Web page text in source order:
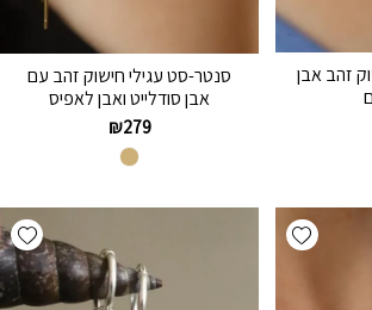
זהב אבן
סנטר-סט עגילי חישוק זהב עם
אבן סודלייט ואבן לאפיס
₪279
Add wishlist